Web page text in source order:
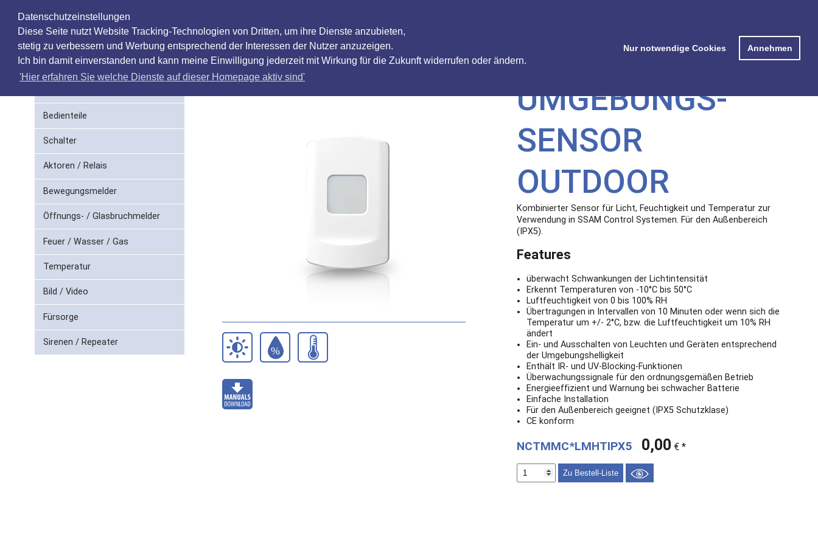
Datenschutzeinstellungen
Diese Seite nutzt Website Tracking-Technologien von Dritten, um ihre Dienste anzubieten,
stetig zu verbessern und Werbung entsprechend der Interessen der Nutzer anzuzeigen.
Ich bin damit einverstanden und kann meine Einwilligung jederzeit mit Wirkung für die Zukunft widerrufen oder ändern.
'Hier erfahren Sie welche Dienste auf dieser Homepage aktiv sind'
Nur notwendige Cookies Annehmen
Bedienteile
Schalter
Aktoren / Relais
Bewegungsmelder
Öffnungs- / Glasbruchmelder
Feuer / Wasser / Gas
Temperatur
Bild / Video
Fürsorge
Sirenen / Repeater
UMGEBUNGS­
SENSOR
OUTDOOR
Kombinierter Sensor für Licht, Feuchtigkeit und Temperatur zur
Verwendung in SSAM Control Systemen. Für den Außenbereich
(IPX5).
Features
überwacht Schwankungen der Lichtintensität
Erkennt Temperaturen von -10°C bis 50°C
Luftfeuchtigkeit von 0 bis 100% RH
Übertragungen in Intervallen von 10 Minuten oder wenn sich die
Temperatur um +/- 2°C, bzw. die Luftfeuchtigkeit um 10% RH
ändert
Ein- und Ausschalten von Leuchten und Geräten entsprechend
der Umgebungshelligkeit
Enthält IR- und UV-Blocking-Funktionen
Überwachungssignale für den ordnungsgemäßen Betrieb
Energieeffizient und Warnung bei schwacher Batterie
Einfache Installation
Für den Außenbereich geeignet (IPX5 Schutzklase)
CE konform
NCTMMC*LMHTIPX5 0,00 € *
Zu Bestell-Liste